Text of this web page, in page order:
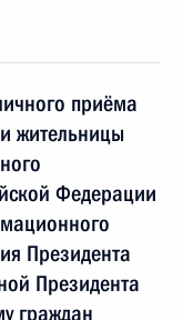
приёма
жительницы
Федерации
Президента
Президента
граждан